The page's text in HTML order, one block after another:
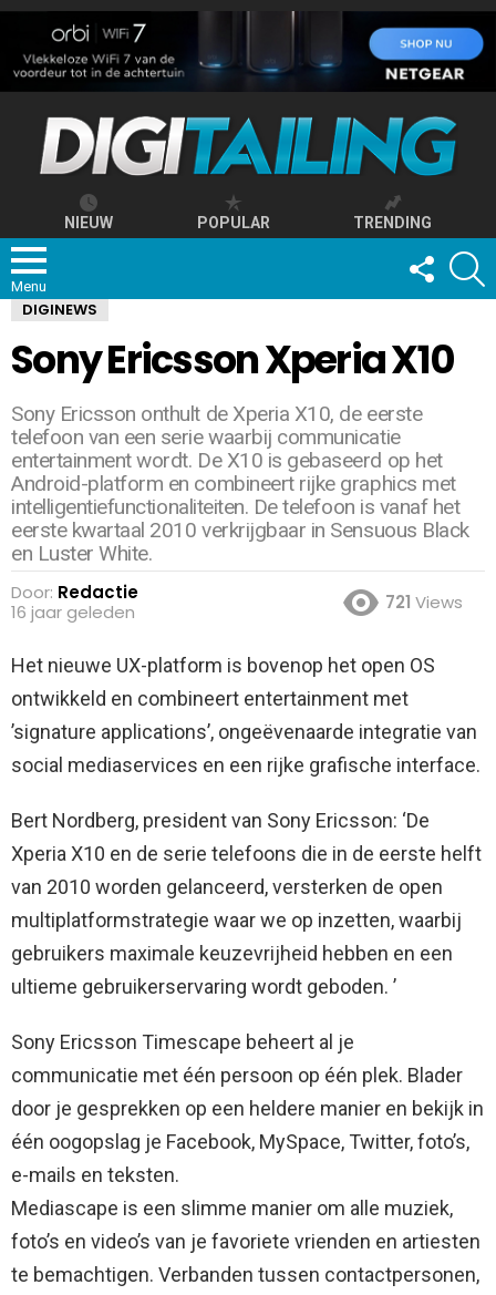
NIEUW POPULAR TRENDING
Menu
FOLLOW
US
DIGINEWS
Sony Ericsson Xperia X10
Sony Ericsson onthult de Xperia X10, de eerste
telefoon van een serie waarbij communicatie
entertainment wordt. De X10 is gebaseerd op het
Android-platform en combineert rijke graphics met
intelligentiefunctionaliteiten. De telefoon is vanaf het
eerste kwartaal 2010 verkrijgbaar in Sensuous Black
en Luster White.
Door: Redactie
16 jaar geleden
721 Views
Het nieuwe UX-platform is bovenop het open OS
ontwikkeld en combineert entertainment met
’signature applications’, ongeëvenaarde integratie van
social mediaservices en een rijke grafische interface.
Bert Nordberg, president van Sony Ericsson: ‘De
Xperia X10 en de serie telefoons die in de eerste helft
van 2010 worden gelanceerd, versterken de open
multiplatformstrategie waar we op inzetten, waarbij
gebruikers maximale keuzevrijheid hebben en een
ultieme gebruikerservaring wordt geboden. ’
Sony Ericsson Timescape beheert al je
communicatie met één persoon op één plek. Blader
door je gesprekken op een heldere manier en bekijk in
één oogopslag je Facebook, MySpace, Twitter, foto’s,
e-mails en teksten.
Mediascape is een slimme manier om alle muziek,
foto’s en video’s van je favoriete vrienden en artiesten
te bemachtigen. Verbanden tussen contactpersonen,